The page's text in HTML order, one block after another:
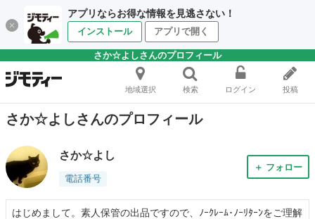
アプリならお得な情報を見逃さない！
インストール アプリで開く
さか☆よしさんのプロフィール
地域選択 検索 ログイン 投稿
さか☆よしさんのプロフィール
さか☆よし
電話番号
＋ フォロー
はじめまして。素人保管の出品ですので、ﾉｰｸﾚｰﾑ･ﾉｰﾘﾀｰﾝをご理解